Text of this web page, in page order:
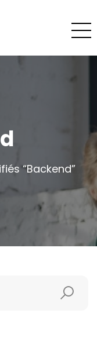
“Backend”